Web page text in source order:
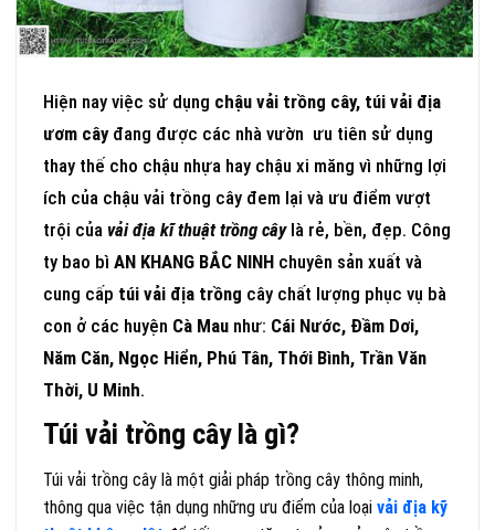
Hiện nay việc sử dụng chậu vải trồng cây, túi vải địa
ươm câyđang được các nhà vườn ưu tiên sử dụng
thay thế cho chậu nhựa hay chậu xi măng vì những lợi
ích của chậu vải trồng cây đem lại và ưu điểm vượt
trội của vải địa kĩ thuật trồng câylà rẻ, bền, đẹp. Công
ty bao bì AN KHANG BẮC NINH chuyên sản xuất và
cung cấp túi vải địa trồng cây chất lượng phục vụ bà
con ở các huyện Cà Mau như: Cái Nước, Đầm Dơi,
Năm Căn, Ngọc Hiển, Phú Tân, Thới Bình, Trần Văn
Thời, U Minh.
Túi vải trồng cây là gì?
Túi vải trồng cây là một giải pháp trồng cây thông minh,
thông qua việc tận dụng những ưu điểm của loại vải địa kỹ